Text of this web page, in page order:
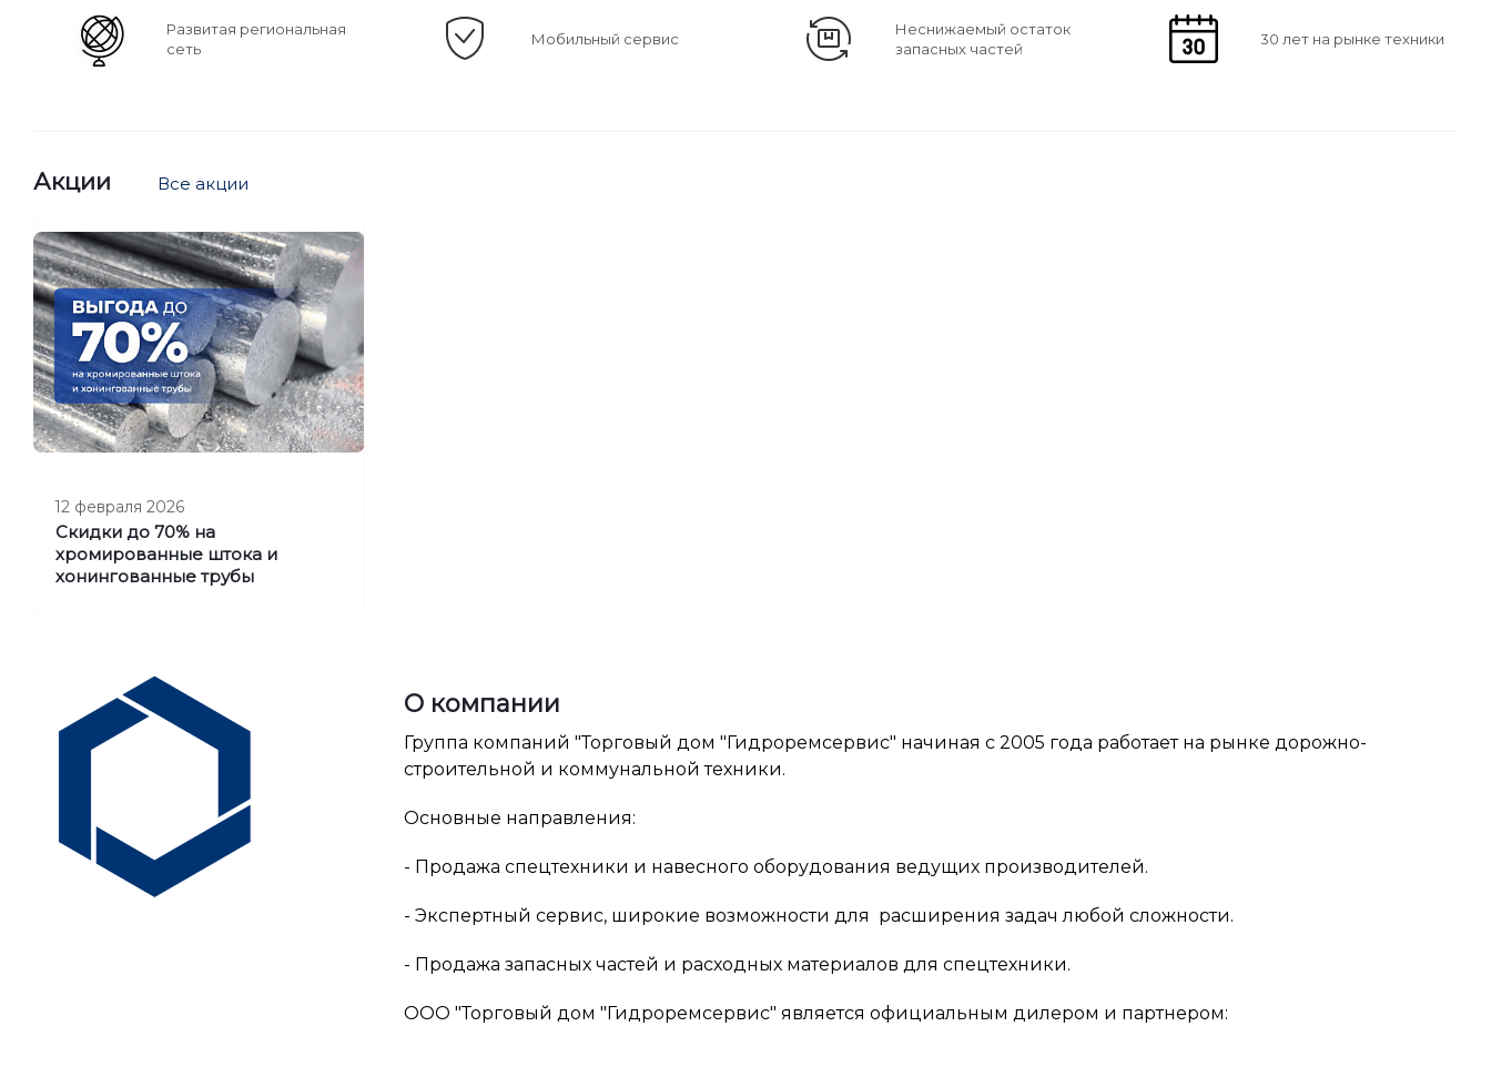
Развитая региональная
сеть
Мобильный сервис
Неснижаемый остаток
запасных частей
30 лет на рынке техники
Акции Все акции
12 февраля 2026
Скидки до 70% на
хромированные штока и
хонингованные трубы
О компании
Группа компаний "Торговый дом "Гидроремсервис" начиная с 2005 года работает на рынке дорожно-
строительной и коммунальной техники.
Основные направления:
- Продажа спецтехники и навесного оборудования ведущих производителей.
- Экспертный сервис, широкие возможности для расширения задач любой сложности.
- Продажа запасных частей и расходных материалов для спецтехники.
ООО "Торговый дом "Гидроремсервис" является официальным дилером и партнером: